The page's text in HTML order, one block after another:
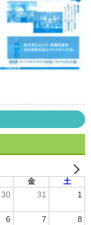
金 土
30 31 1
6 7 8